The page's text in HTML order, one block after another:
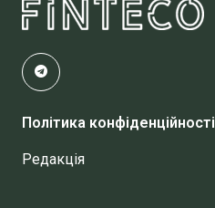
Політика конфіденційності
Редакція